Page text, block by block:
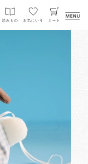
読みもの お気にいり カート